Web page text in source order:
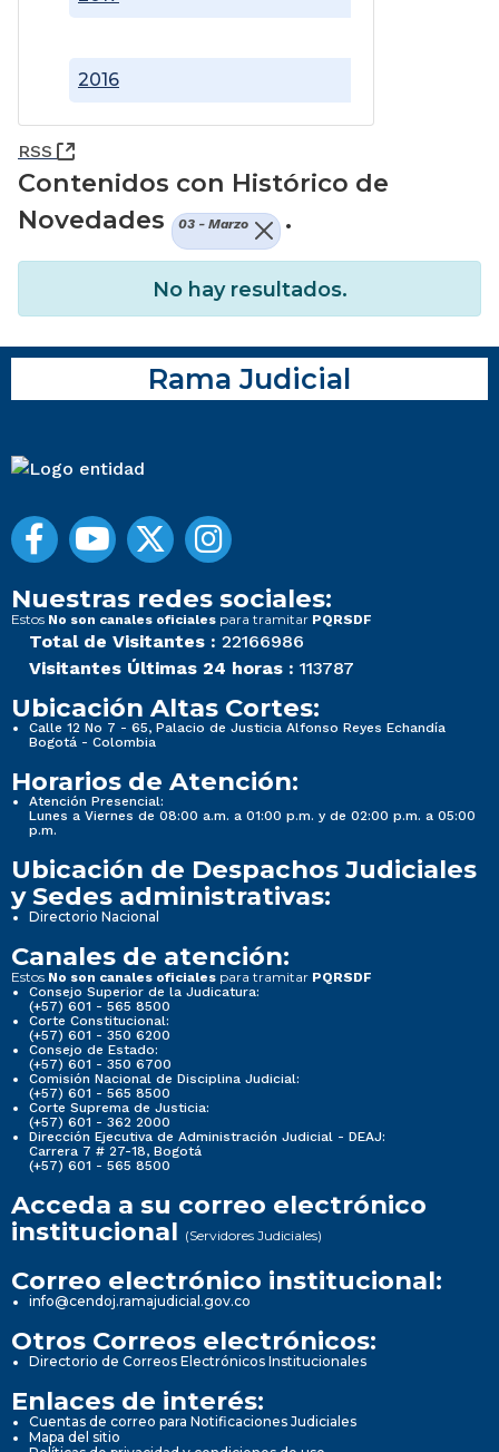
2016
RSS (Abre una nueva ventana)
Contenidos con Histórico de
Novedades
03 - Marzo .
No hay resultados.
Rama Judicial
Nuestras redes sociales:
Estos No son canales oficiales para tramitar PQRSDF
Total de Visitantes : 22166986
Visitantes Últimas 24 horas : 113787
Ubicación Altas Cortes:
Calle 12 No 7 - 65, Palacio de Justicia Alfonso Reyes Echandía
Bogotá - Colombia
Horarios de Atención:
Atención Presencial:
Lunes a Viernes de 08:00 a.m. a 01:00 p.m. y de 02:00 p.m. a 05:00
p.m.
Ubicación de Despachos Judiciales
y Sedes administrativas:
Directorio Nacional
Canales de atención:
Estos No son canales oficiales para tramitar PQRSDF
Consejo Superior de la Judicatura:
(+57) 601 - 565 8500
Corte Constitucional:
(+57) 601 - 350 6200
Consejo de Estado:
(+57) 601 - 350 6700
Comisión Nacional de Disciplina Judicial:
(+57) 601 - 565 8500
Corte Suprema de Justicia:
(+57) 601 - 362 2000
Dirección Ejecutiva de Administración Judicial - DEAJ:
Carrera 7 # 27-18, Bogotá
(+57) 601 - 565 8500
Acceda a su correo electrónico
institucional (Servidores Judiciales)
Correo electrónico institucional:
info@cendoj.ramajudicial.gov.co
Otros Correos electrónicos:
Directorio de Correos Electrónicos Institucionales
Enlaces de interés:
Cuentas de correo para Notificaciones Judiciales
Mapa del sitio